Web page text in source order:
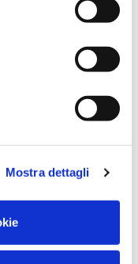
Mostra dettagli